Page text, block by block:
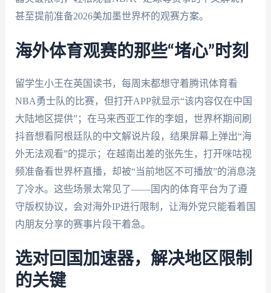
甚至提前准备2026美加墨世界杯的观赛方案。
海外体育观赛的那些“堵心”时刻
留学生小王在英国读书，每周末都想守着腾讯体育看
NBA勇士队的比赛，但打开APP就显示“该内容仅在中国
大陆地区提供”；在马来西亚工作的李姐，世界杯期间刷
抖音想看阿根廷队的中文解说片段，结果屏幕上弹出“海
外无法观看”的提示；在越南出差的张先生，打开咪咕视
频准备看世界杯直播，却被“当前地区不可播放”的消息浇
了冷水。这些场景太常见了——国内的体育平台为了遵
守版权协议，会对海外IP进行限制，让海外党只能看着国
内朋友分享的赛事片段干着急。
选对回国加速器，解决地区限制
的关键